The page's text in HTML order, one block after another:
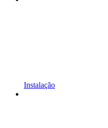
Instalação